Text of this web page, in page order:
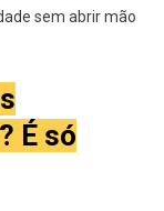
sem abrir mão
É só